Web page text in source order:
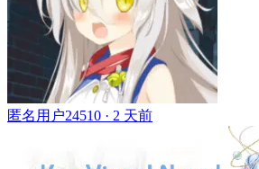
匿名用户24510 · 2 天前